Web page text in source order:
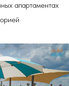
апартаментах